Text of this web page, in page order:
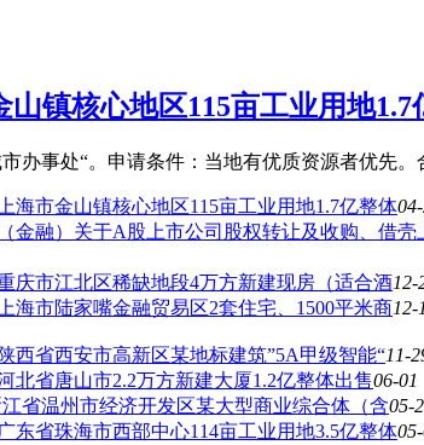
山镇核心地区115亩工业用地
办事处“。申请条件：当地有优质资源者优先
海市金山镇核心地区115亩工业用地1.7亿整体
（金融）关于A股上市公司股权转让及收购、借壳
重庆市江北区稀缺地段4万方新建现房（适合酒12-
海市陆家嘴金融贸易区2套住宅、1500平米商12-
西省西安市高新区某地标建筑”5A甲级智能“11-
北省唐山市2.2万方新建大厦1.2亿整体出售06-01
省温州市经济开发区某大型商业综合体（含05-
东省珠海市西部中心114亩工业用地3.5亿整体